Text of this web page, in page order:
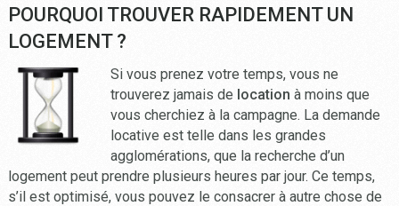
POURQUOI TROUVER RAPIDEMENT UN
LOGEMENT ?
Si vous prenez votre temps, vous ne
trouverez jamais de location à moins que
vous cherchiez à la campagne. La demande
locative est telle dans les grandes
agglomérations, que la recherche d’un
logement peut prendre plusieurs heures par jour. Ce temps,
s’il est optimisé, vous pouvez le consacrer à autre chose de